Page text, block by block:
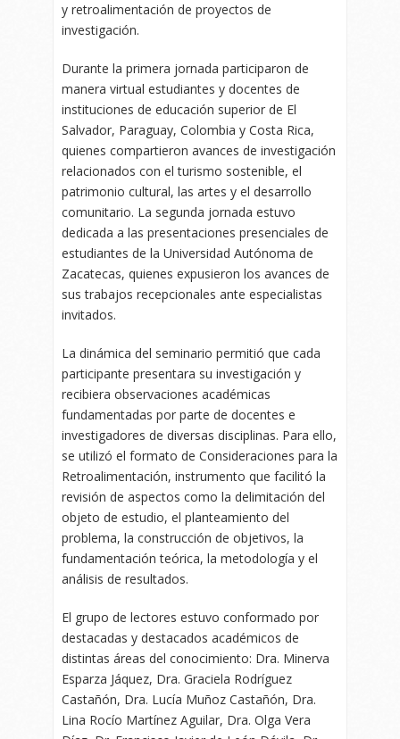
y retroalimentación de proyectos de
investigación.
Durante la primera jornada participaron de
manera virtual estudiantes y docentes de
instituciones de educación superior de El
Salvador, Paraguay, Colombia y Costa Rica,
quienes compartieron avances de investigación
relacionados con el turismo sostenible, el
patrimonio cultural, las artes y el desarrollo
comunitario. La segunda jornada estuvo
dedicada a las presentaciones presenciales de
estudiantes de la Universidad Autónoma de
Zacatecas, quienes expusieron los avances de
sus trabajos recepcionales ante especialistas
invitados.
La dinámica del seminario permitió que cada
participante presentara su investigación y
recibiera observaciones académicas
fundamentadas por parte de docentes e
investigadores de diversas disciplinas. Para ello,
se utilizó el formato de Consideraciones para la
Retroalimentación, instrumento que facilitó la
revisión de aspectos como la delimitación del
objeto de estudio, el planteamiento del
problema, la construcción de objetivos, la
fundamentación teórica, la metodología y el
análisis de resultados.
El grupo de lectores estuvo conformado por
destacadas y destacados académicos de
distintas áreas del conocimiento: Dra. Minerva
Esparza Jáquez, Dra. Graciela Rodríguez
Castañón, Dra. Lucía Muñoz Castañón, Dra.
Lina Rocío Martínez Aguilar, Dra. Olga Vera